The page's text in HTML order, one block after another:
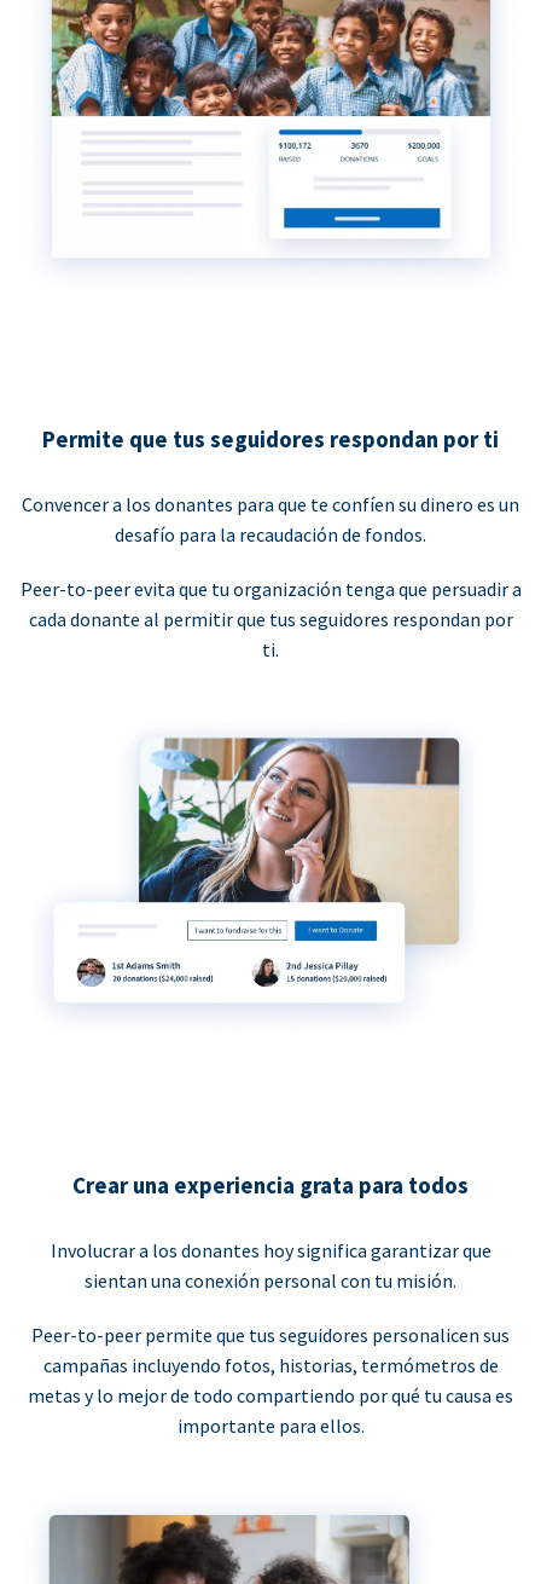
Permite que tus seguidores respondan por ti
Convencer a los donantes para que te confíen su dinero es un
desafío para la recaudación de fondos.
Peer-to-peer evita que tu organización tenga que persuadir a
cada donante al permitir que tus seguidores respondan por
ti.
Crear una experiencia grata para todos
Involucrar a los donantes hoy significa garantizar que
sientan una conexión personal con tu misión.
Peer-to-peer permite que tus seguidores personalicen sus
campañas incluyendo fotos, historias, termómetros de
metas y lo mejor de todo compartiendo por qué tu causa es
importante para ellos.